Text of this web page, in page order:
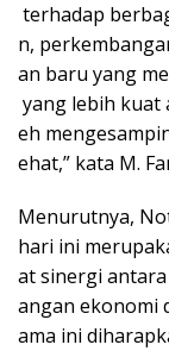
terhadap
n,
an baru yang
yang lebih kuat
eh
ehat,” kata M.
Menurutnya,
hari ini
at sinergi antara
angan ekonomi
ama ini